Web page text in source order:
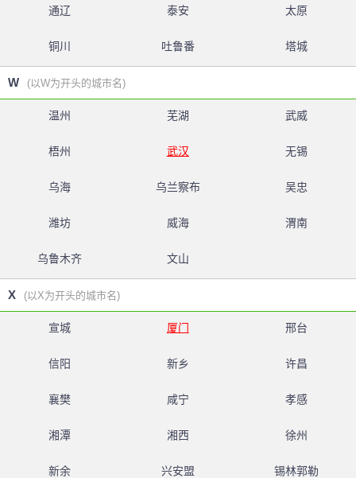
通辽 泰安 太原
铜川 吐鲁番 塔城
W (以W为开头的城市名)
温州 芜湖 武威
梧州 武汉 无锡
乌海 乌兰察布 吴忠
潍坊 威海 渭南
乌鲁木齐 文山
X (以X为开头的城市名)
宣城 厦门 邢台
信阳 新乡 许昌
襄樊 咸宁 孝感
湘潭 湘西 徐州
新余 兴安盟 锡林郭勒